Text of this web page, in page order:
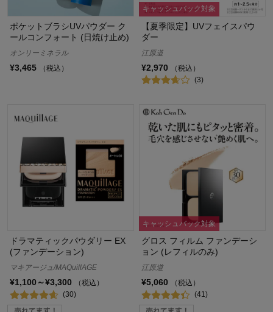
ポケットブラシUVパウダー ク
ールコンフォート (日焼け止め)
オンリーミネラル
¥3,465 （税込）
キャッシュバック対象
【夏季限定】UVフェイスパウ
ダー
江原道
¥2,970
（税込）
(3)
ドラマティックパウダリー EX
(ファンデーション)
マキアージュ/MAQuillAGE
¥1,100～¥3,300
（税込）
(30)
キャッシュバック対象
グロス フィルム ファンデーシ
ョン (レフィルのみ)
江原道
¥5,060
（税込）
(41)